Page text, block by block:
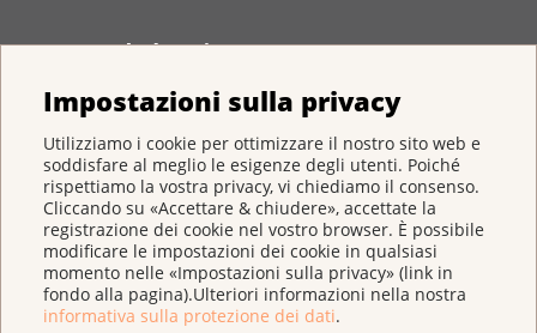
Impostazioni sulla privacy
Utilizziamo i cookie per ottimizzare il nostro sito web e
soddisfare al meglio le esigenze degli utenti. Poiché
rispettiamo la vostra privacy, vi chiediamo il consenso.
Cliccando su «Accettare & chiudere», accettate la
registrazione dei cookie nel vostro browser. È possibile
modificare le impostazioni dei cookie in qualsiasi
momento nelle «Impostazioni sulla privacy» (link in
fondo alla pagina).Ulteriori informazioni nella nostra
informativa sulla protezione dei dati.
Conto per la donazione:
IBAN CH 95 0900 0000 3000 4843 9
Lega svizzera contro il cancro
Effingerstrasse 40
Casella postale